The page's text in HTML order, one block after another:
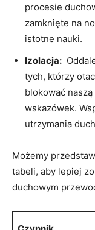
procesie
zamknięte na
istotne nauki.
Izolacja:
tych, którzy
blokować
wskazówek.
utrzymania
Możemy
tabeli, aby lepiej
duchowym